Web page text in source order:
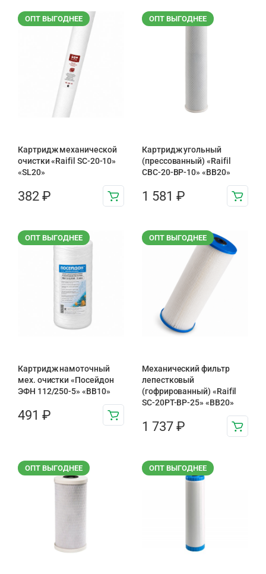
ОПТ ВЫГОДНЕЕ
Картридж механической
очистки «Raifil SC-20-10»
«SL20»
382 ₽
ОПТ ВЫГОДНЕЕ
Картридж угольный
(прессованный) «Raifil
CBC-20-BP-10» «BB20»
1 581 ₽
ОПТ ВЫГОДНЕЕ
Картридж намоточный
мех. очистки «Посейдон
ЭФН 112/250-5» «BB10»
491 ₽
ОПТ ВЫГОДНЕЕ
Механический фильтр
лепестковый
(гофрированный) «Raifil
SC-20PT-ВР-25» «BB20»
1 737 ₽
ОПТ ВЫГОДНЕЕ ОПТ ВЫГОДНЕЕ